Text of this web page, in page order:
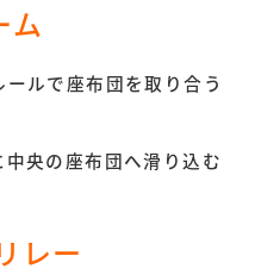
ム
ルで座布団を取り合う
央の座布団へ滑り込む
レー